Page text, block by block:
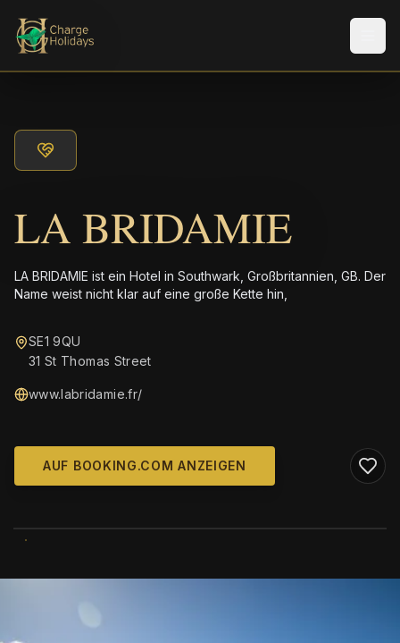
LA BRIDAMIE
LA BRIDAMIE ist ein Hotel in Southwark, Großbritannien, GB. Der
Name weist nicht klar auf eine große Kette hin,
SE1 9QU
31 St Thomas Street
www.labridamie.fr/
AUF BOOKING.COM ANZEIGEN